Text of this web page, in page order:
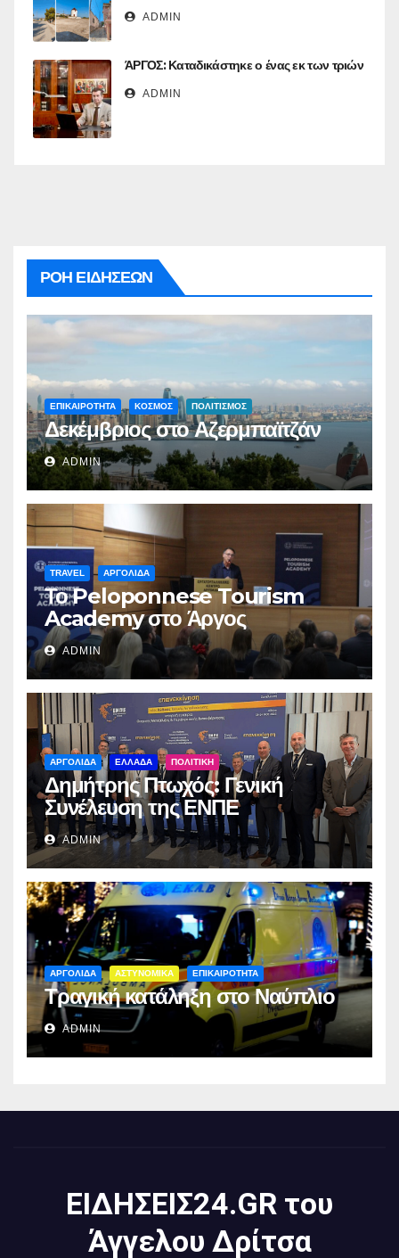
ADMIN
ΆΡΓΟΣ: Καταδικάστηκε ο ένας εκ των τριών
ADMIN
ΡΟΗ ΕΙΔΗΣΕΩΝ
ΕΠΙΚΑΙΡΟΤΗΤΑ ΚΟΣΜΟΣ ΠΟΛΙΤΙΣΜΟΣ
Δεκέμβριος στο Αζερμπαϊτζάν
ADMIN
TRAVEL ΑΡΓΟΛΙΔΑ
Το Peloponnese Tourism
Academy στο Άργος
ADMIN
ΑΡΓΟΛΙΔΑ ΕΛΛΑΔΑ ΠΟΛΙΤΙΚΗ
Δημήτρης Πτωχός: Γενική
Συνέλευση της ΕΝΠΕ
ADMIN
ΑΡΓΟΛΙΔΑ ΑΣΤΥΝΟΜΙΚΑ ΕΠΙΚΑΙΡΟΤΗΤΑ
Τραγική κατάληξη στο Ναύπλιο
ADMIN
ΕΙΔΗΣΕΙΣ24.GR του
Άγγελου Δρίτσα